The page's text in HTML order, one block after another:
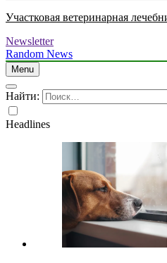
Участковая ветеринарная
Newsletter
Random News
Menu
Найти:
Headlines